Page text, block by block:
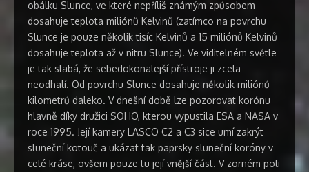
obálku Slunce, ve které nepříliš známým způsobem
dosahuje teplota miliónů Kelvinů (zatímco na povrchu
Slunce je pouze několik tisíc Kelvinů a 15 miliónů Kelvinů
dosahuje teplota až v nitru Slunce). Ve viditelném světle
je tak slabá, že sebedokonalejší přístroje ji zcela
neodhalí. Od povrchu Slunce dosahuje několik miliónů
kilometrů daleko. V dnešní době lze pozorovat korónu
hlavně díky družici SOHO, kterou vypustila ESA a NASA v
roce 1995. Její kamery LASCO C2 a C3 sice umí zakrýt
sluneční kotouč a ukázat tak paprsky sluneční koróny v
celé kráse, ovšem pouze tu její vnější část. V zorném poli